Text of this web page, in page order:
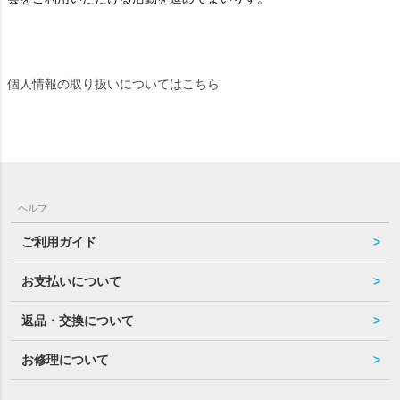
個人情報の取り扱いについてはこちら
ヘルプ
ご利用ガイド
お支払いについて
返品・交換について
お修理について